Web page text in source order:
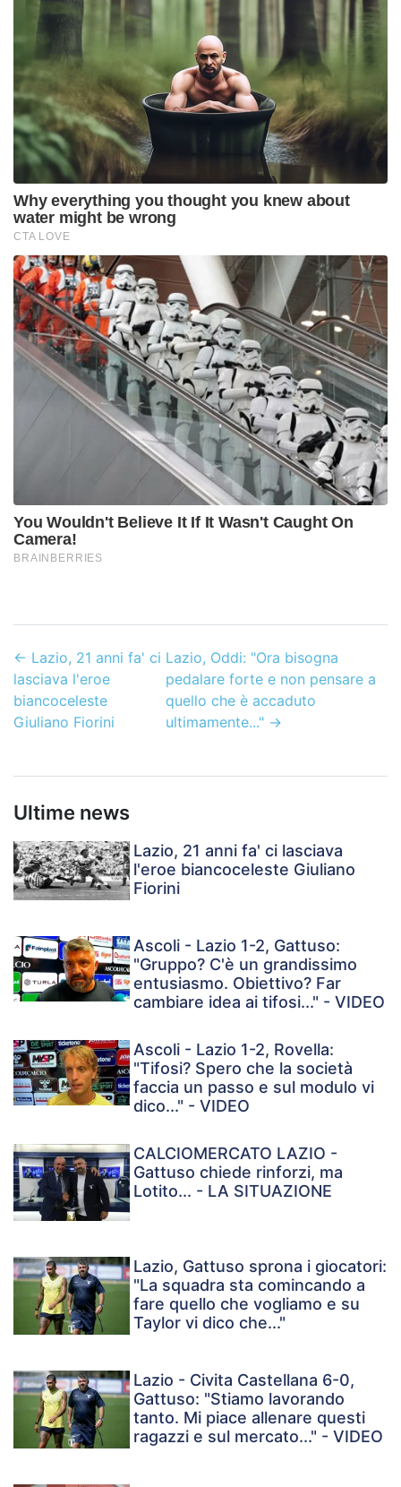
← Lazio, 21 anni fa' ci
lasciava l'eroe
biancoceleste
Giuliano Fiorini
Lazio, Oddi: "Ora bisogna
pedalare forte e non pensare a
quello che è accaduto
ultimamente..."→
Ultime news
Lazio, 21 anni fa' ci lasciava
l'eroe biancoceleste Giuliano
Fiorini
Ascoli - Lazio 1-2, Gattuso:
"Gruppo? C'è un grandissimo
entusiasmo. Obiettivo? Far
cambiare idea ai tifosi..." - VIDEO
Ascoli - Lazio 1-2, Rovella:
"Tifosi? Spero che la società
faccia un passo e sul modulo vi
dico..." - VIDEO
CALCIOMERCATO LAZIO -
Gattuso chiede rinforzi, ma
Lotito... - LA SITUAZIONE
Lazio, Gattuso sprona i giocatori:
"La squadra sta comincando a
fare quello che vogliamo e su
Taylor vi dico che..."
Lazio - Civita Castellana 6-0,
Gattuso: "Stiamo lavorando
tanto. Mi piace allenare questi
ragazzi e sul mercato..." - VIDEO